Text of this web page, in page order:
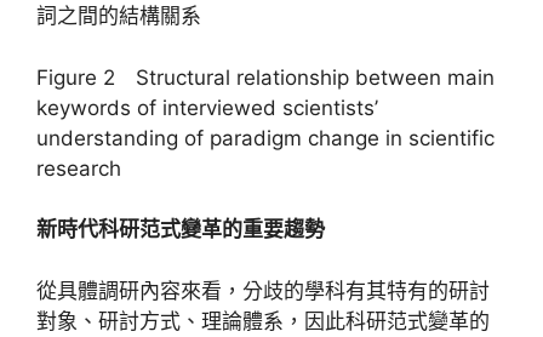
詞之間的結構關系
Figure 2 Structural relationship between main
keywords of interviewed scientists’
understanding of paradigm change in scientific
research
新時代科研范式變革的重要趨勢
從具體調研內容來看，分歧的學科有其特有的研討
對象、研討方式、理論體系，因此科研范式變革的